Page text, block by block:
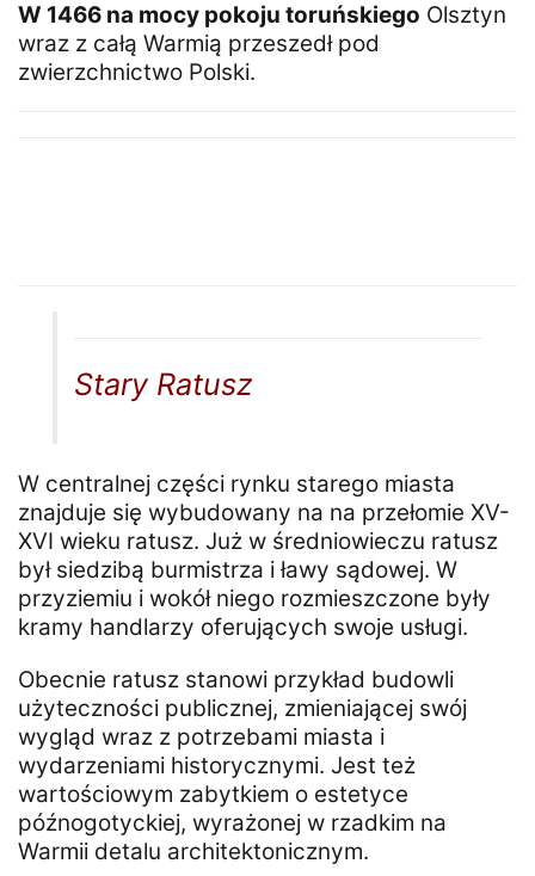
W 1466 na mocy pokoju toruńskiego Olsztyn
wraz z całą Warmią przeszedł pod
zwierzchnictwo Polski.
Stary Ratusz
W centralnej części rynku starego miasta
znajduje się wybudowany na na przełomie XV-
XVI wieku ratusz. Już w średniowieczu ratusz
był siedzibą burmistrza i ławy sądowej. W
przyziemiu i wokół niego rozmieszczone były
kramy handlarzy oferujących swoje usługi.
Obecnie ratusz stanowi przykład budowli
użyteczności publicznej, zmieniającej swój
wygląd wraz z potrzebami miasta i
wydarzeniami historycznymi. Jest też
wartościowym zabytkiem o estetyce
późnogotyckiej, wyrażonej w rzadkim na
Warmii detalu architektonicznym.